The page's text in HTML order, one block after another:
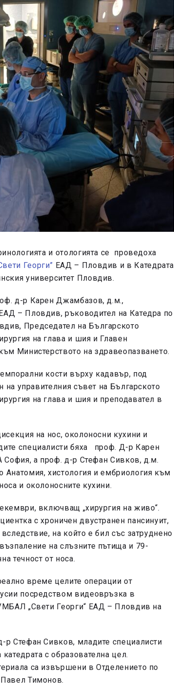
и отологията се проведоха
Георги” ЕАД – Пловдив и в Катедрата
университет Пловдив.
д-р Карен Джамбазов, д.м.,
– Пловдив, ръководител на Катедра по
Председател на Българското
на глава и шия и Главен
Министерството на здравеопазването.
кости върху кадавър, под
управителния съвет на Българското
на глава и шия и преподавател в
на нос, околоносни кухини и
специалисти бяха проф. Д-р Карен
а проф. д-р Стефан Сивков, д.м.
Анатомия, хистология и ембриология към
и околоносните кухини.
включващ „хирургия на живо“.
с хроничен двустранен пансинуит,
на който е бил със затруднено
на слъзните пътища и 79-
течност от носа.
време целите операции от
посредством видеовръзка в
„Свети Георги“ ЕАД – Пловдив на
р Стефан Сивков, младите специалисти
с образователна цел.
са извършени в Отделението по
Тимонов.